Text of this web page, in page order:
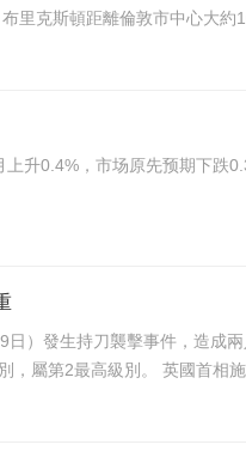
開槍射擊。警方說事件是無差別的暴力行為。
跌0.3%；按年升0.3%，升幅高过预期的2.2%
）發生持刀襲擊事件，造成
臨的恐怖威脅級別